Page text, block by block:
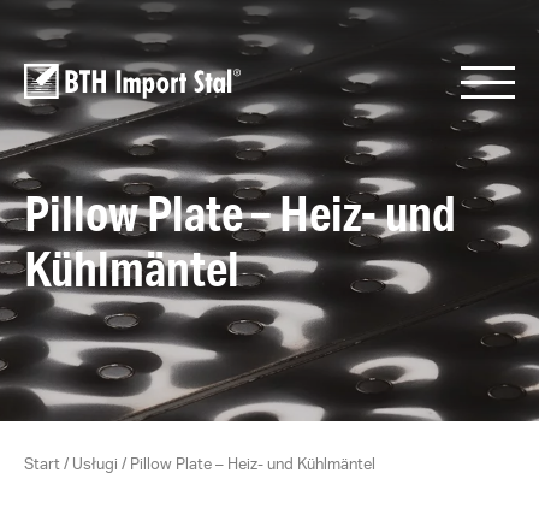
Pillow Plate – Heiz- und
Kühlmäntel
Start / Usługi / Pillow Plate – Heiz- und Kühlmäntel